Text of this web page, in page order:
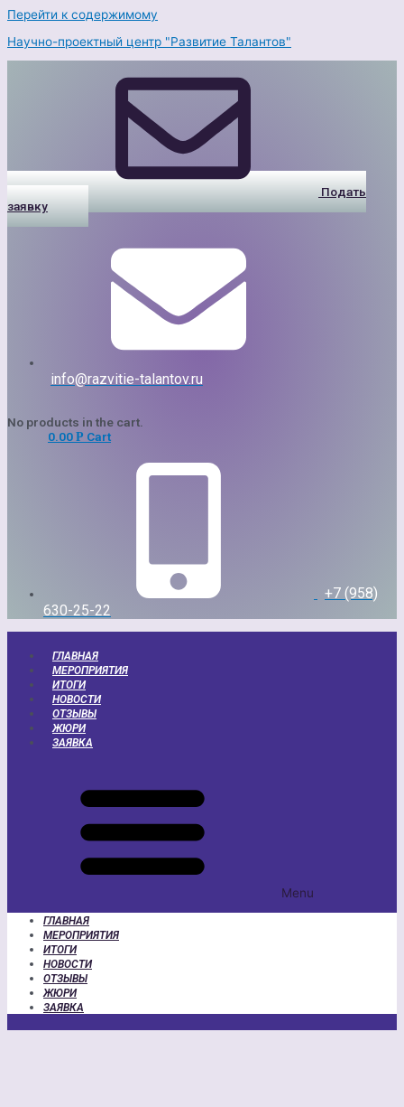
Перейти к содержимому
Научно-проектный центр "Развитие Талантов"
Подать
заявку
info@razvitie-talantov.ru
No products in the cart.
0.00 Р Cart
+7 (958)
630-25-22
ГЛАВНАЯ
МЕРОПРИЯТИЯ
ИТОГИ
НОВОСТИ
ОТЗЫВЫ
ЖЮРИ
ЗАЯВКА
Menu
ГЛАВНАЯ
МЕРОПРИЯТИЯ
ИТОГИ
НОВОСТИ
ОТЗЫВЫ
ЖЮРИ
ЗАЯВКА